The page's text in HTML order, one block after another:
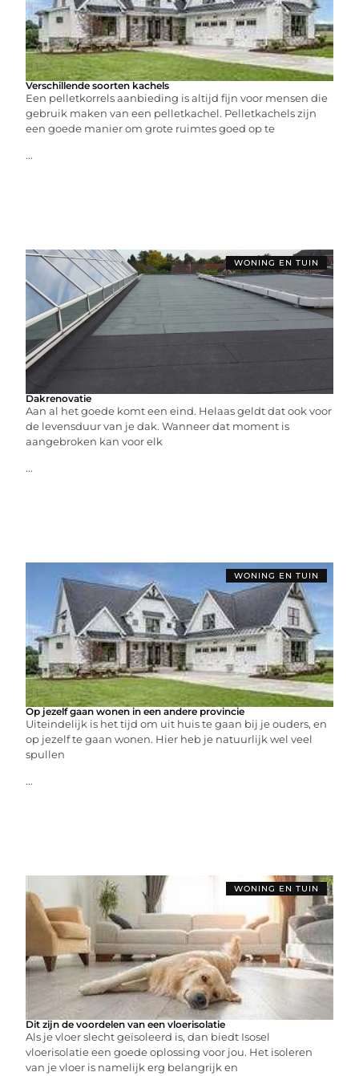
Verschillende soorten kachels
Een pelletkorrels aanbieding is altijd fijn voor mensen die
gebruik maken van een pelletkachel. Pelletkachels zijn
een goede manier om grote ruimtes goed op te
...
WONING EN TUIN
Dakrenovatie
Aan al het goede komt een eind. Helaas geldt dat ook voor
de levensduur van je dak. Wanneer dat moment is
aangebroken kan voor elk
...
WONING EN TUIN
Op jezelf gaan wonen in een andere provincie
Uiteindelijk is het tijd om uit huis te gaan bij je ouders, en
op jezelf te gaan wonen. Hier heb je natuurlijk wel veel
spullen
...
WONING EN TUIN
Dit zijn de voordelen van een vloerisolatie
Als je vloer slecht geïsoleerd is, dan biedt Isosel
vloerisolatie een goede oplossing voor jou. Het isoleren
van je vloer is namelijk erg belangrijk en